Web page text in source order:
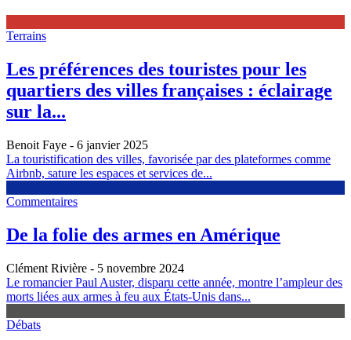
Terrains
Les préférences des touristes pour les
quartiers des villes françaises : éclairage
sur la...
Benoit Faye - 6 janvier 2025
La touristification des villes, favorisée par des plateformes comme
Airbnb, sature les espaces et services de...
Commentaires
De la folie des armes en Amérique
Clément Rivière - 5 novembre 2024
Le romancier Paul Auster, disparu cette année, montre l’ampleur des
morts liées aux armes à feu aux États-Unis dans...
Débats